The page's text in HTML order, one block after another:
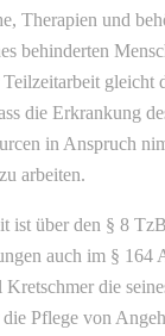
Therapien und
behinderten
gleicht
die Erkrankung
in Anspruch
arbeiten.
ist über den § 8
auch im § 164
die
Pflege von